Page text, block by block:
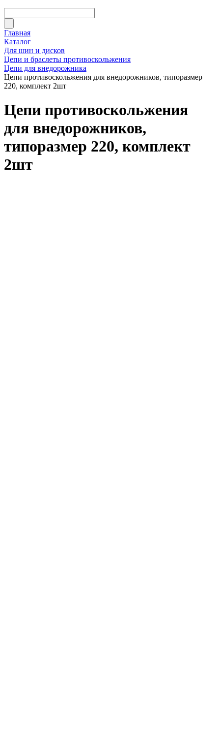
Главная
Каталог
Для шин и дисков
Цепи и браслеты противоскольжения
Цепи для внедорожника
Цепи противоскольжения для внедорожников, типоразмер
220, комплект 2шт
Цепи противоскольжения
для внедорожников,
типоразмер 220, комплект
2шт